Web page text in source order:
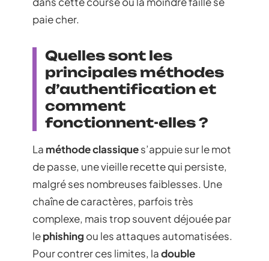
paie cher.
Quelles sont les
principales méthodes
d’authentification et
comment
fonctionnent-elles ?
La méthode classiques’appuie sur le mot
de passe, une vieille recette qui persiste,
malgré ses nombreuses faiblesses. Une
chaîne de caractères, parfois très
complexe, mais trop souvent déjouée par
lephishing ou les attaques automatisées.
Pour contrer ces limites, ladouble